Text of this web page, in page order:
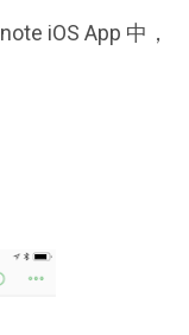
iOS App 中，